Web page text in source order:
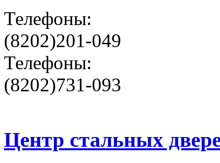
Телефоны:
(8202)201-049
Телефоны:
(8202)731-093
Центр стальных